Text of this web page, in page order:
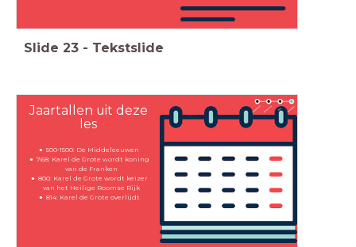
Slide 23 - Tekstslide
Jaartallen uit deze
les
500-1500: De Middeleeuwen
768: Karel de Grote wordt koning
van de Franken
800: Karel de Grote wordt keizer
van het Heilige Roomse Rijk
814: Karel de Grote overlijdt